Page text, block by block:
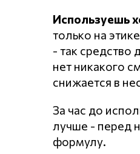
Используешь
только на
- так
нет никакого
снижается в
За час до
лучше - перед
формулу.